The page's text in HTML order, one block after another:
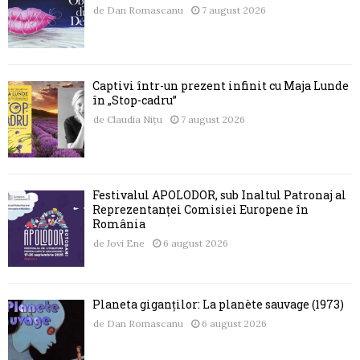
de Dan Romascanu 7 august 2026
Captivi într-un prezent infinit cu Maja Lunde
în „Stop-cadru”
de Claudia Nițu 7 august 2026
Festivalul APOLODOR, sub Înaltul Patronaj al
Reprezentanței Comisiei Europene în
România
de Jovi Ene 6 august 2026
Planeta giganților: La planète sauvage (1973)
de Dan Romascanu 6 august 2026